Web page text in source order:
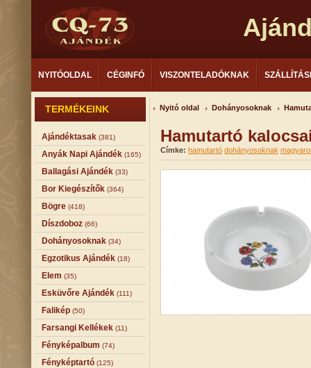
NYITÓOLDAL CÉGINFÓ VISZONTELADÓKNAK
TERMÉKEINK
Ajándéktasak (381)
Anyák Napi Ajándék (165)
Ballagási Ajándék (33)
Bor Kiegészítők (364)
Bögre (418)
Díszdoboz (66)
Dohányosoknak (34)
Egzotikus Ajándék (18)
Elem (35)
Esküvőre Ajándék (111)
Falikép (50)
Farsangi Kellékek (11)
Fényképalbum (74)
Fényképtartó (125)
Nyitó oldal Dohányosoknak
Hamutartó
Címke: hamutartó dohányosoknak